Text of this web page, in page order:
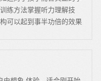
练方法掌握听力理解技
可以起到事半功倍的效果